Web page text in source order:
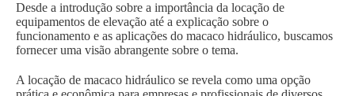
Desde a introdução sobre a importância da locação de
equipamentos de elevação até a explicação sobre o
funcionamento e as aplicações do macaco hidráulico, buscamos
fornecer uma visão abrangente sobre o tema.
A locação de macaco hidráulico se revela como uma opção